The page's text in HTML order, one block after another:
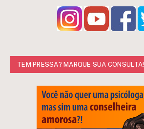
TEM PRESSA? MARQUE SUA CONSULTA!